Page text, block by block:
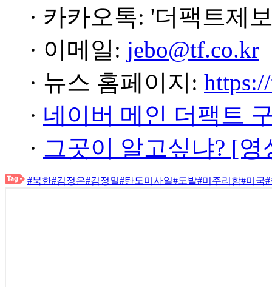
· 카카오톡: '더팩트제
· 이메일: jebo@tf.co.kr
· 뉴스 홈페이지:
· 네이버 메인 더팩트
· 그곳이 알고싶냐? [
#북한#김정은#김정일#탄도미사일#도발#미주리함#미국